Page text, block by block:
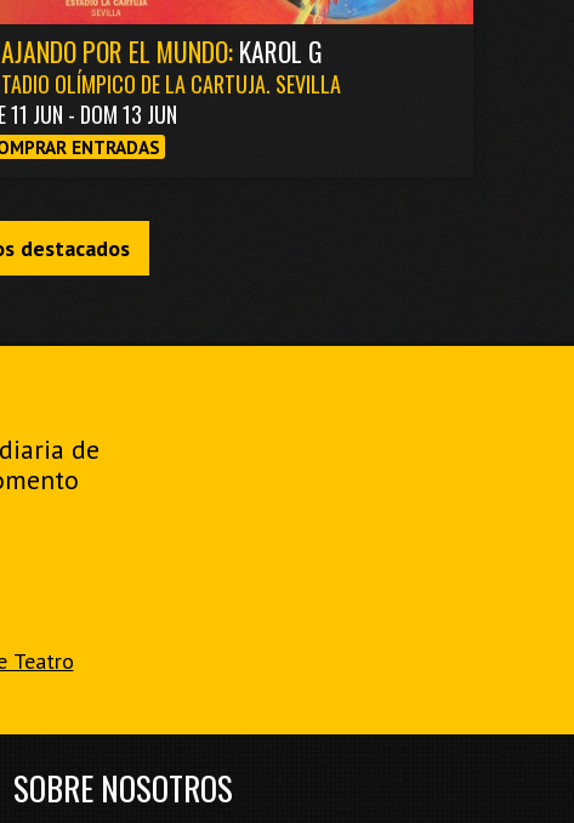
POR EL MUNDO:KAROL G
OLÍMPICO DE LA CARTUJA. SEVILLA
11 JUN - DOM 13 JUN
ENTRADAS
destacados
de
Teatro
SOBRE NOSOTROS